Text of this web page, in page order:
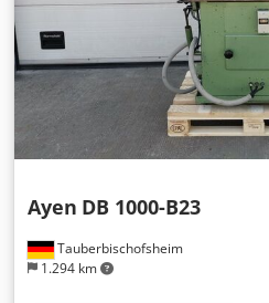
Tauberbischofsheim
1.294 km
Ayen DB 1000-B23